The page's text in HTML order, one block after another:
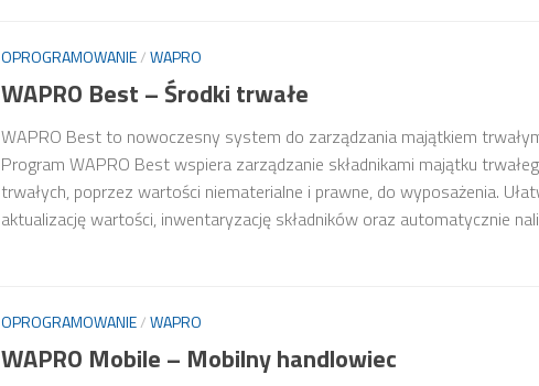
OPROGRAMOWANIE/WAPRO
WAPRO Best – Środki trwałe
WAPRO Best to nowoczesny system do zarządzania majątkiem
Program WAPRO Best wspiera zarządzanie składnikami majątku
trwałych, poprzez wartości niematerialne i prawne, do wyposażenia.
aktualizację wartości, inwentaryzację składników oraz automatycznie
OPROGRAMOWANIE/WAPRO
WAPRO Mobile – Mobilny handlowiec